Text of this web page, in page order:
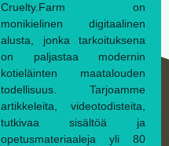
Cruelty.Farm on
monikielinen digitaalinen
alusta, jonka tarkoituksena
on paljastaa modernin
kotieläinten maatalouden
todellisuus. Tarjoamme
artikkeleita, videotodisteita,
tutkivaa sisältöä ja
opetusmateriaaleja yli 80